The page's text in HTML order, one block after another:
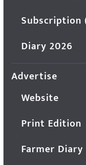
Diary 2026
Advertise
Website
Print Edition
Farmer Diary